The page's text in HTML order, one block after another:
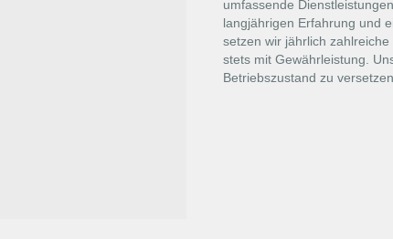
umfassende
langjährigen Erfahrung und
setzen wir jährlich
stets mit Gewährleistung.
Betriebszustand zu